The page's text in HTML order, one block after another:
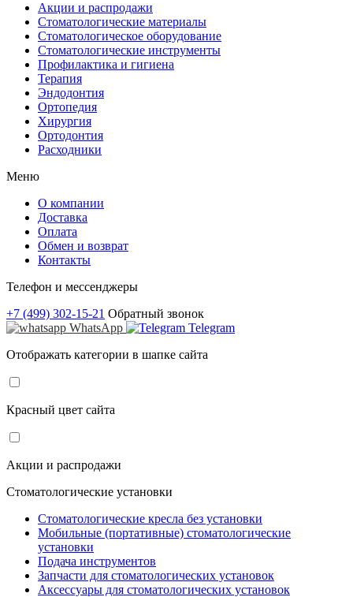
Акции и распродажи
Стоматологические материалы
Стоматологическое оборудование
Стоматологические инструменты
Профилактика и гигиена
Терапия
Эндодонтия
Ортопедия
Хирургия
Ортодонтия
Расходники
Меню
О компании
Доставка
Оплата
Обмен и возврат
Контакты
Телефон и мессенджеры
+7 (499) 302-15-21 Обратный звонок
WhatsApp
Telegram
Отображать категории в шапке сайта
Красный цвет сайта
Акции и распродажи
Стоматологические установки
Стоматологические кресла без установки
Мобильные (портативные) стоматологические
установки
Подача инструментов
Запчасти для стоматологических установок
Аксессуары для стоматологических установок